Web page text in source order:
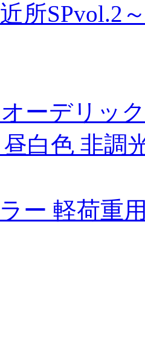
所SPvol.2
ーデリッ
白色 非調
ー 軽荷重